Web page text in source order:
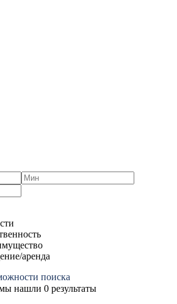
аренда
поиска
нашли 0 результаты